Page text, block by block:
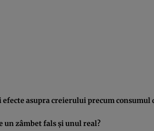
efecte asupra creierului precum consumul
zâmbet fals şi unul real?